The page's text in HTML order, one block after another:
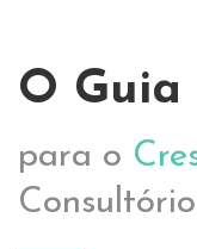
O
para o
Consultório